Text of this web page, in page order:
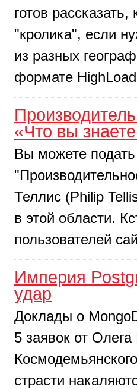
готов
"кролика", если
из разных
формате
«Что вы
Вы можете
Теллис (Philip
в этой области.
пользователей
Империя
удар
Доклады о
5 заявок от
страсти